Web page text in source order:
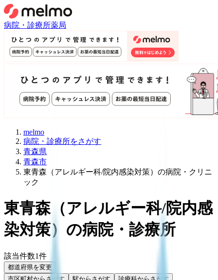
病院・診療所薬局
melmo
病院・診療所をさがす
青森県
青森市
東青森（アレルギー科/院内感染対策）の病院・クリニ
ック
東青森（アレルギー科/院内感
染対策） の病院・診療所
該当件数1件
都道府県を変更